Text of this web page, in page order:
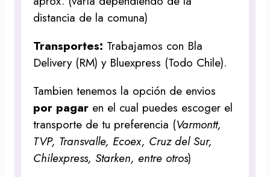
distancia de la comuna)
Transportes: Trabajamos con Bla
Delivery (RM) y Bluexpress (Todo Chile).
Tambien tenemos la opción de envios
por pagar en el cual puedes escoger el
transporte de tu preferencia (Varmontt,
TVP, Transvalle, Ecoex, Cruz del Sur,
Chilexpress, Starken, entre otros)